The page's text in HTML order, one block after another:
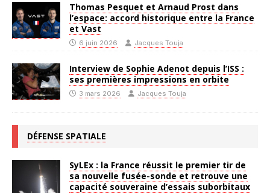
Thomas Pesquet et Arnaud Prost dans
l’espace: accord historique entre la France
et Vast
6 juin 2026 Jacques Touja
Interview de Sophie Adenot depuis l’ISS :
ses premières impressions en orbite
3 mars 2026 Jacques Touja
DÉFENSE SPATIALE
SyLEx : la France réussit le premier tir de
sa nouvelle fusée-sonde et retrouve une
capacité souveraine d’essais suborbitaux